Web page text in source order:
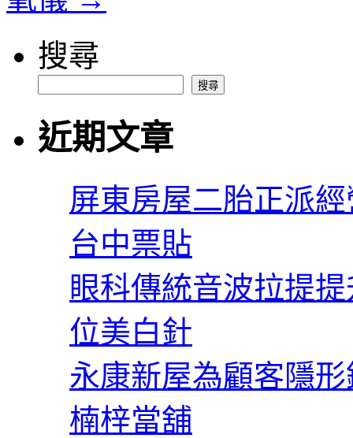
搜尋
搜尋
近期文章
屏東房屋二胎正派
台中票貼
眼科傳統音波拉提
位美白針
永康新屋為顧客隱
楠梓當舖